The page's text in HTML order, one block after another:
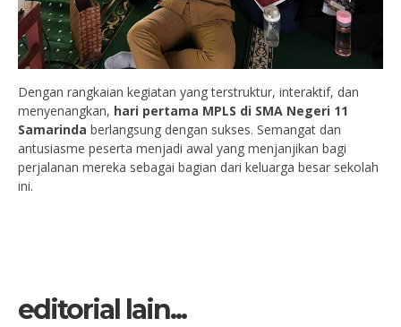
Dengan rangkaian kegiatan yang terstruktur, interaktif, dan
menyenangkan, hari pertama MPLS di SMA Negeri 11
Samarinda berlangsung dengan sukses. Semangat dan
antusiasme peserta menjadi awal yang menjanjikan bagi
perjalanan mereka sebagai bagian dari keluarga besar sekolah
ini.
editorial lain...